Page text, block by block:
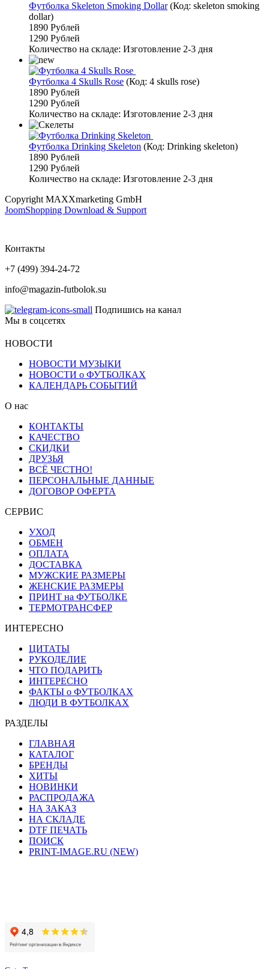
Футболка Skeleton Smoking Dollar (Код: skeleton smoking
dollar)
1890 Рублей
1290 Рублей
Количество на складе: Изготовление 2-3 дня
Футболка 4 Skulls Rose (Код: 4 skulls rose)
1890 Рублей
1290 Рублей
Количество на складе: Изготовление 2-3 дня
Футболка Drinking Skeleton (Код: Drinking skeleton)
1890 Рублей
1290 Рублей
Количество на складе: Изготовление 2-3 дня
Copyright MAXXmarketing GmbH
JoomShopping Download & Support
Контакты
+7 (499) 394-24-72
info@magazin-futbolok.su
Подпишись на канал
Мы в соцсетях
НОВОСТИ
НОВОСТИ МУЗЫКИ
НОВОСТИ о ФУТБОЛКАХ
КАЛЕНДАРЬ СОБЫТИЙ
О нас
КОНТАКТЫ
КАЧЕСТВО
СКИДКИ
ДРУЗЬЯ
ВСЁ ЧЕСТНО!
ПЕРСОНАЛЬНЫЕ ДАННЫЕ
ДОГОВОР ОФЕРТА
СЕРВИС
УХОД
ОБМЕН
ОПЛАТА
ДОСТАВКА
МУЖСКИЕ РАЗМЕРЫ
ЖЕНСКИЕ РАЗМЕРЫ
ПРИНТ на ФУТБОЛКЕ
ТЕРМОТРАНСФЕР
ИНТЕРЕСНО
ЦИТАТЫ
РУКОДЕЛИЕ
ЧТО ПОДАРИТЬ
ИНТЕРЕСНО
ФАКТЫ о ФУТБОЛКАХ
ЛЮДИ В ФУТБОЛКАХ
РАЗДЕЛЫ
ГЛАВНАЯ
КАТАЛОГ
БРЕНДЫ
ХИТЫ
НОВИНКИ
РАСПРОДАЖА
НА ЗАКАЗ
НА СКЛАДЕ
DTF ПЕЧАТЬ
ПОИСК
PRINT-IMAGE.RU (NEW)